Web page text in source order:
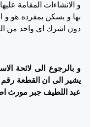
و الانشاءات المقامة
دون اشرك اي واحد من
عبد اللطيف جبر مورث